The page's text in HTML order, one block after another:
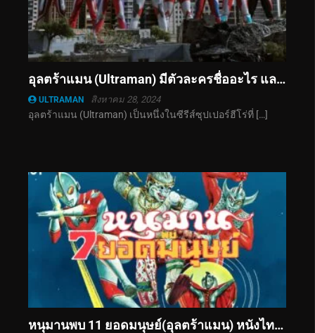
อุลตร้าแมน (Ultraman) มีตัวละครชื่ออะไร และมีพลังอะไรบ้าง ไปทำความรู้จักกันเลย
ULTRAMAN สิงหาคม 28, 2024
อุลตร้าแมน (Ultraman) เป็นหนึ่งในซีรีส์ซุปเปอร์ฮีโร่ที่ […]
หนุมานพบ 11 ยอดมนุษย์(อุลตร้าแมน) หนังไทยที่พลาดไม่ได้